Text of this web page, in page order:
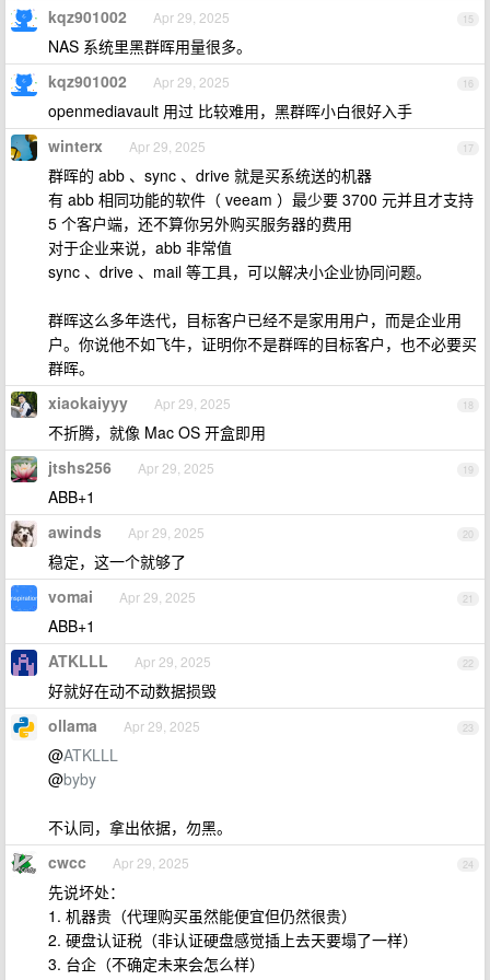
15
kqz901002 Apr 29, 2025
NAS 系统里黑群晖用量很多。
16
kqz901002 Apr 29, 2025
openmediavault 用过 比较难用，黑群晖小白很好入手
17
winterx Apr 29, 2025
群晖的 abb 、sync 、drive 就是买系统送的机器
有 abb 相同功能的软件（ veeam ）最少要 3700 元并且才支持
5 个客户端，还不算你另外购买服务器的费用
对于企业来说，abb 非常值
sync 、drive 、mail 等工具，可以解决小企业协同问题。
群晖这么多年迭代，目标客户已经不是家用用户，而是企业用
户。你说他不如飞牛，证明你不是群晖的目标客户，也不必要买
群晖。
18
xiaokaiyyy Apr 29, 2025
不折腾，就像 Mac OS 开盒即用
19
jtshs256 Apr 29, 2025
ABB+1
20
awinds Apr 29, 2025
稳定，这一个就够了
21
vomai Apr 29, 2025
ABB+1
22
ATKLLL Apr 29, 2025
好就好在动不动数据损毁
23
ollama Apr 29, 2025
@ATKLLL
@byby
不认同，拿出依据，勿黑。
24
cwcc Apr 29, 2025
先说坏处：
1. 机器贵（代理购买虽然能便宜但仍然很贵）
2. 硬盘认证税（非认证硬盘感觉插上去天要塌了一样）
3. 台企（不确定未来会怎么样）